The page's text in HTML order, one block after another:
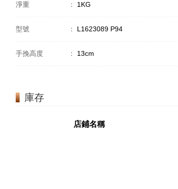
淨重 ： 1KG
型號 ： L1623089 P94
手挽高度 ： 13cm
庫存
店鋪名稱